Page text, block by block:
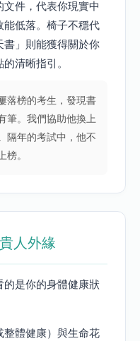
件，代表你現實中
能低落。椅子不穩代
書」則能獲得關於你
清晰指引。
落榜的考生，發現書
筆。我們協助他換上
隔年的考試中，他不
榜。
人外緣
的是你的身體健康狀
整體健康）與生命花